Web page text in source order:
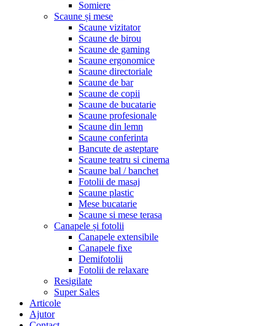
Somiere
Scaune și mese
Scaune vizitator
Scaune de birou
Scaune de gaming
Scaune ergonomice
Scaune directoriale
Scaune de bar
Scaune de copii
Scaune de bucatarie
Scaune profesionale
Scaune din lemn
Scaune conferinta
Bancute de asteptare
Scaune teatru si cinema
Scaune bal / banchet
Fotolii de masaj
Scaune plastic
Mese bucatarie
Scaune si mese terasa
Canapele și fotolii
Canapele extensibile
Canapele fixe
Demifotolii
Fotolii de relaxare
Resigilate
Super Sales
Articole
Ajutor